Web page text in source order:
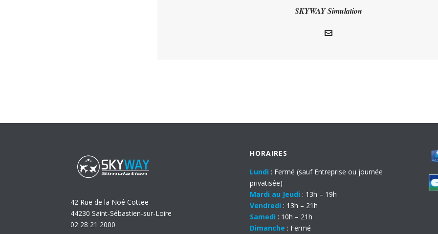
SKYWAY Simulation
42 Rue de la Noé Cottee
44230 Saint-Sébastien-sur-Loire
02 28 21 2000
HORAIRES
Lundi : Fermé (sauf Entreprise ou journée
privatisée)
Mardi au Jeudi : 13h – 19h
Vendredi : 13h – 21h
Samedi : 10h – 21h
Dimanche : Fermé